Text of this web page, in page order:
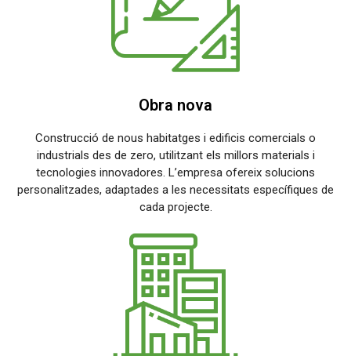
Obra nova
Construcció de nous habitatges i edificis comercials o
industrials des de zero, utilitzant els millors materials i
tecnologies innovadores. L’empresa ofereix solucions
personalitzades, adaptades a les necessitats específiques de
cada projecte.